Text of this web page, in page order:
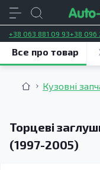
+38 063 881 09 93+38 096
Кузовні
Торцеві
(1997-2005)
Все про товар